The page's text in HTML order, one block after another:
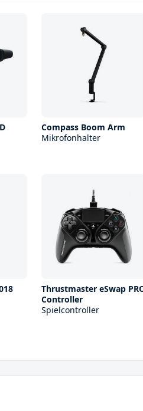
Compass Boom Arm
Mikrofonhalter
Thrustmaster eSwap
Controller
Spielcontroller